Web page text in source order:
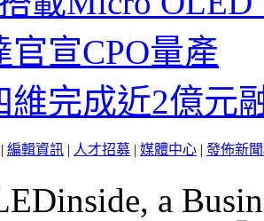
官宣CPO量產
維完成近2億元
| 編輯資訊 | 人才招募 | 媒體中心 | 發佈新
a